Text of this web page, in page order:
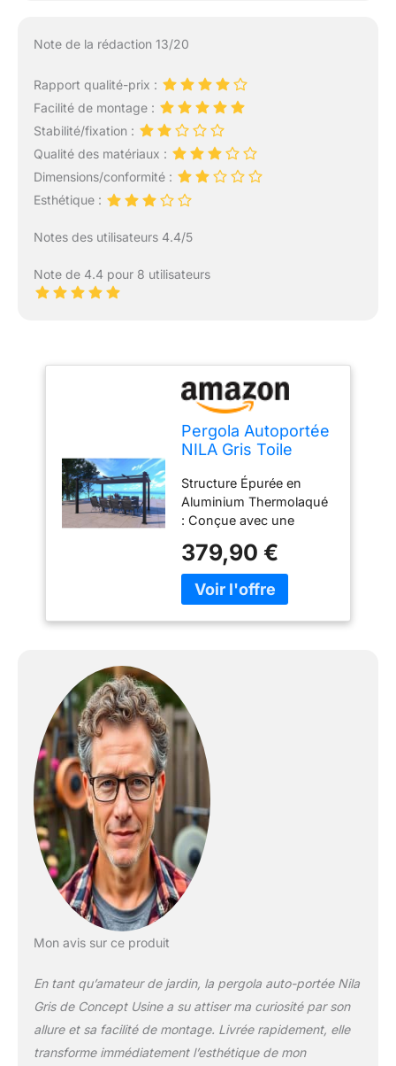
Note de la rédaction 13/20
Rapport qualité-prix :
Facilité de montage :
Stabilité/fixation :
Qualité des matériaux :
Dimensions/conformité :
Esthétique :
Notes des utilisateurs 4.4/5
Note de 4.4 pour 8 utilisateurs
Pergola Autoportée
NILA Gris Toile
Structure Épurée en
Aluminium Thermolaqué
: Conçue avec une
en aluminium de haute
qualité, cette pergola
bénéficie d'une finition
idéale pour préserver
l'esthétique de votre
extérieur sans rouille.
Modularité de l'Ombrage
par Toile Coulissante : Le
mécanisme horizontal à
cordes permet de
rétracter ou de déployer
la toile supérieure en
quelques secondes. Ce
système fluide vous
la journée. Protection
Solaire Haute Densité
$180 ext{ g/m}^2$ : La
toile de couverture
supérieure est fabriquée
379,90 €
Mon avis sur ce produit
En tant qu’amateur de jardin, la pergola auto-portée Nila
Gris de Concept Usine a su attiser ma curiosité par son
allure et sa facilité de montage. Livrée rapidement, elle
transforme immédiatement l’esthétique de mon